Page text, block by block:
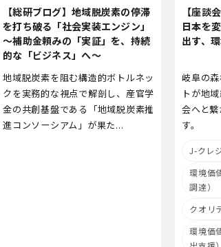
【総研ブログ】地域脱炭素の停滞
を打ち破る「社会実装エンジン」
～補助金頼みの「実証」を、持続
的な「ビジネス」へ～
地域脱炭素を阻む構造的ボトルネッ
クを実務的な視点で解剖し、産官学
金の共創基盤である「地域脱炭素推
進コンソーシアム」が果た...
【座談
日本を
出す、
岐阜の
トが地
会へと
す。
J-クレ
環境価
調達）
クオリ
環境価